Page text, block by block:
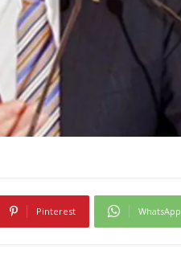
Pinterest WhatsApp